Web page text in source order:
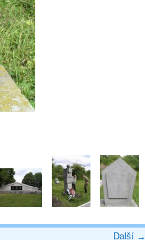
Další →